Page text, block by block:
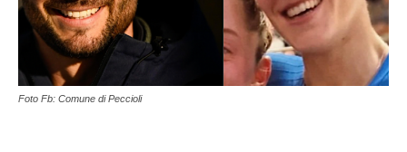
Foto Fb: Comune di Peccioli